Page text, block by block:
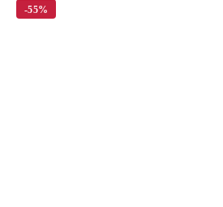
promocyjna:
przed
-55%